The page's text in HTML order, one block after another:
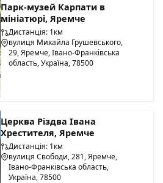
Парк-музей Карпати в
мініатюрі, Яремче
Дистанція: 1км
вулиця Михайла Грушевського,
29, Яремче, Івано-Франківська
область, Україна, 78500
Церква Різдва Івана
Хрестителя, Яремче
Дистанція: 1км
вулиця Свободи, 281, Яремче,
Івано-Франківська область,
Україна, 78500